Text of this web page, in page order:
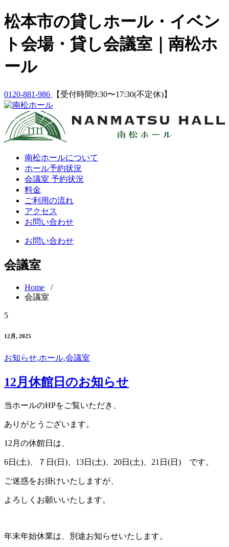
Skip
to
松本市の貸しホール・イベン
ト会場・貸し会議室｜南松ホ
ール
0120-881-986 【受付時間9:30〜17:30(不定休)】
南松ホールについて
ホール予約状況
会議室 予約状況
料金
ご利用の流れ
アクセス
お問い合わせ
お問い合わせ
会議室
Home /
会議室
5
12月, 2025
お知らせ,ホール,会議室
12月休館日のお知らせ
当ホールのHPをご覧いただき、
ありがとうございます。
12月の休館日は、
6日(土)、７日(日)、13日(土)、20日(土)、21日(日) です。
ご迷惑をお掛けいたしますが、
よろしくお願いいたします。
年末年始休業は、別途お知らせいたします。